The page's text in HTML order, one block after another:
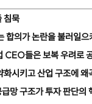
침묵
의가 논란을 불러일으
CEO들은 보복 우려로
시키고 산업 구조에
망 구조가 투자 판단의